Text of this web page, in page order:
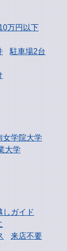
万円以下
駐車場2台
女学院大学
大学
しガイド
来店不要